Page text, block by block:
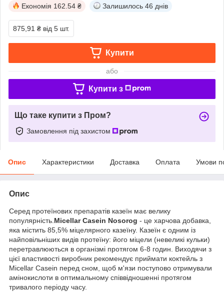
Економія 162.54 ₴ Залишилось 46 днів
875,91 ₴ від 5 шт.
Купити
або
Купити з
Що таке купити з Пром?
Замовлення під захистом
Опис Характеристики Доставка Оплата Умови
Опис
Серед протеїнових препаратів казеїн має велику
популярність. Micellar Casein Nosorog - це харчова добавка,
яка містить 85,5% міцелярного казеїну. Казеїн є одним із
найповільніших видів протеїну: його міцели (невеликі кульки)
перетравлюються в організмі протягом 6-8 годин. Виходячи з
цієї властивості виробник рекомендує приймати коктейль з
Micellar Casein перед сном, щоб м'язи поступово отримували
амінокислоти в оптимальному співвідношенні протягом
тривалого періоду часу.